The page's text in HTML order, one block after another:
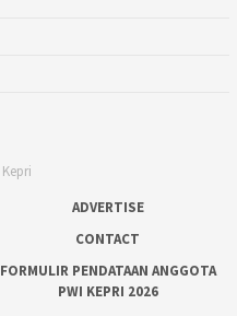
ADVERTISE
CONTACT
FORMULIR PENDATAAN ANGGOTA
PWI KEPRI 2026